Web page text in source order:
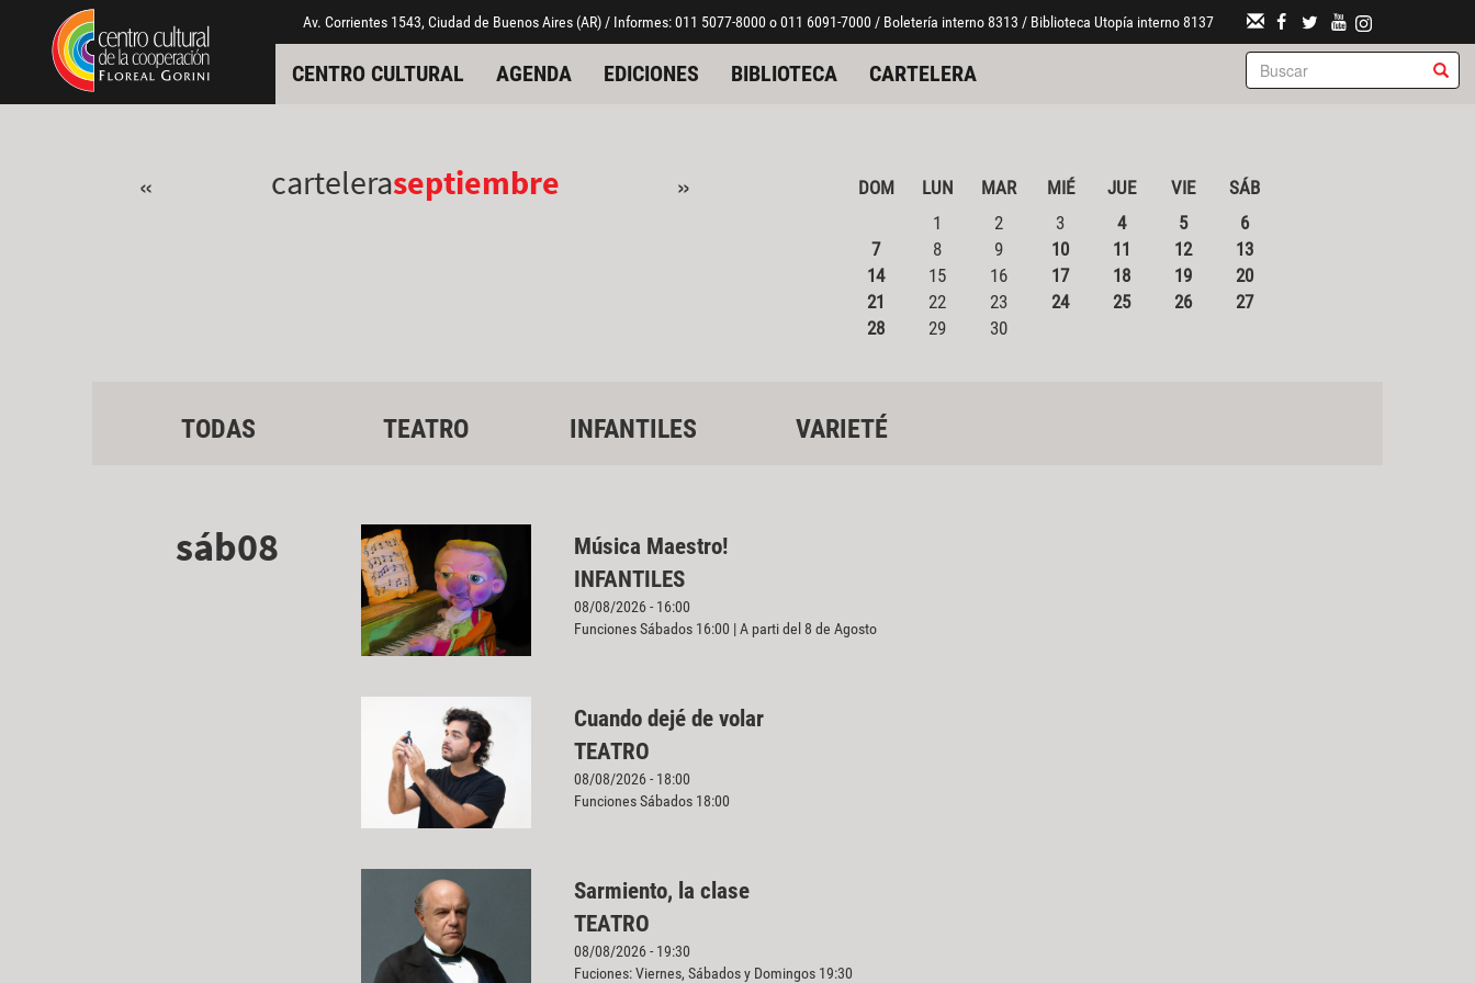
Pasar al contenido principal
Jump to main content Av. Corrientes 1543, Ciudad de Buenos Aires (AR) / Informes: 011 5077-8000 o 011 6091-7000 / Boletería interno 8313 / Biblioteca Utopía interno 8137
CENTRO CULTURAL AGENDA EDICIONES BIBLIOTECA CARTELERA
« carteleraseptiembre » DOM LUN MAR MIÉ JUE VIE
SÁB
1
2 3 4 5
6
7
8 9 10 11 12
13
14
15 16 17 18 19
20
21
22 23 24 25 26
27
28
29 30
TODAS TEATRO INFANTILES VARIETÉ
sáb08
Música Maestro!
INFANTILES
08/08/2026 - 16:00
Funciones Sábados 16:00 | A parti del 8 de Agosto
Cuando dejé de volar
TEATRO
08/08/2026 - 18:00
Funciones Sábados 18:00
Sarmiento, la clase
TEATRO
08/08/2026 - 19:30
Fuciones: Viernes, Sábados y Domingos 19:30